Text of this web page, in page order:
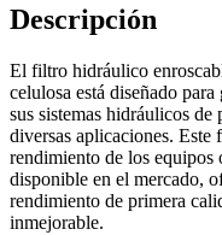
Descripción
El filtro hidráulico
celulosa está diseñado
sus sistemas hidráulicos
diversas aplicaciones.
rendimiento de los
disponible en el mercado,
rendimiento de primera
inmejorable.